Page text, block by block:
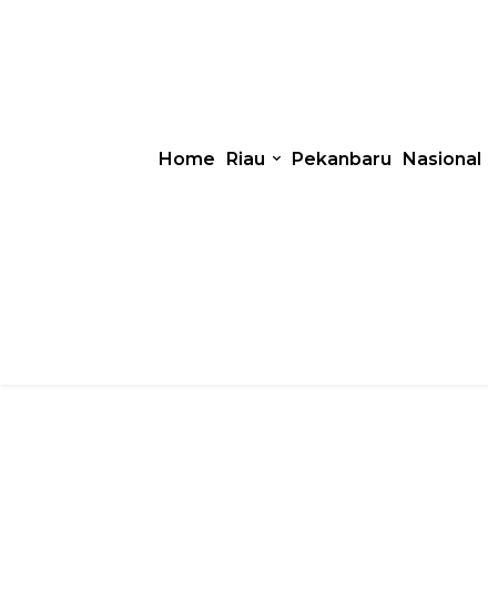
Home Riau Pekanbaru Nasional